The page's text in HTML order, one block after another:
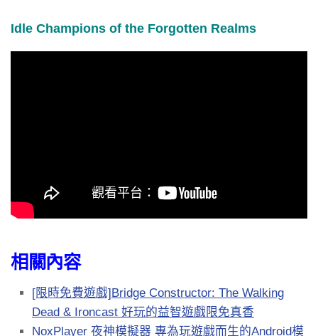
Idle Champions of the Forgotten Realms
相關內容
[限時免費遊戲]Bridge Constructor: The Walking
Dead & Ironcast 好玩的益智遊戲限免真香
NoxPlayer 夜神模擬器 專為玩遊戲而生的Android模